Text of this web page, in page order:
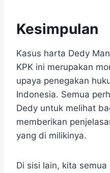
Kesimpulan
Kasus harta Dedy
KPK ini merupakan
upaya penegakan
Indonesia. Semua
Dedy untuk melihat
memberikan
yang di milikinya.
Di sisi lain, kita